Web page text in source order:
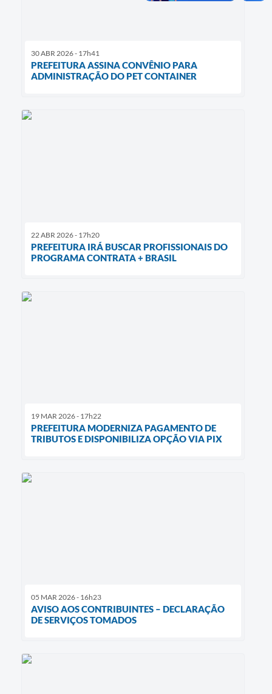
30 ABR 2026 - 17h41
PREFEITURA ASSINA CONVÊNIO PARA
ADMINISTRAÇÃO DO PET CONTAINER
22 ABR 2026 - 17h20
PREFEITURA IRÁ BUSCAR PROFISSIONAIS DO
PROGRAMA CONTRATA + BRASIL
19 MAR 2026 - 17h22
PREFEITURA MODERNIZA PAGAMENTO DE
TRIBUTOS E DISPONIBILIZA OPÇÃO VIA PIX
05 MAR 2026 - 16h23
AVISO AOS CONTRIBUINTES – DECLARAÇÃO
DE SERVIÇOS TOMADOS